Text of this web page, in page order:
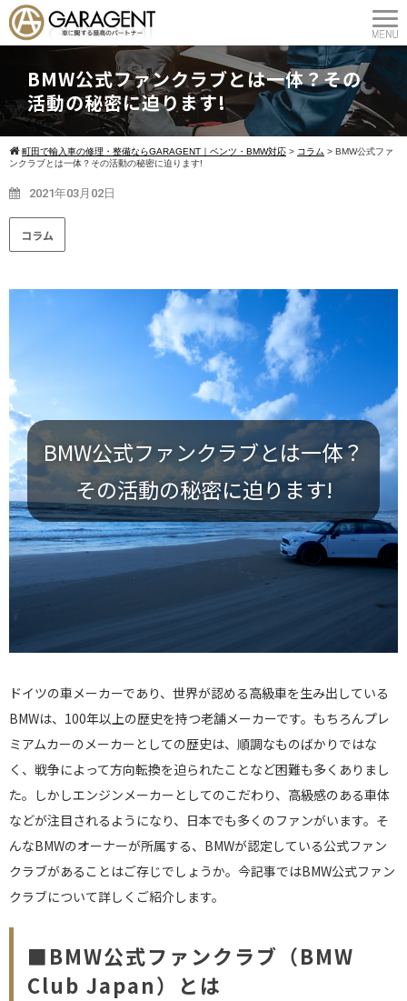
BMW公式ファンクラブとは一体？その
活動の秘密に迫ります!
町田で輸入車の修理・整備ならGARAGENT｜ベンツ・BMW対応 > コラム > BMW公式ファ
ンクラブとは一体？その活動の秘密に迫ります!
2021年03月02日
コラム
BMW公式ファンクラブとは一体？
その活動の秘密に迫ります!
ドイツの車メーカーであり、世界が認める高級車を生み出している
BMWは、100年以上の歴史を持つ老舗メーカーです。もちろんプレ
ミアムカーのメーカーとしての歴史は、順調なものばかりではな
く、戦争によって方向転換を迫られたことなど困難も多くありまし
た。しかしエンジンメーカーとしてのこだわり、高級感のある車体
などが注目されるようになり、日本でも多くのファンがいます。そ
んなBMWのオーナーが所属する、BMWが認定している公式ファン
クラブがあることはご存じでしょうか。今記事ではBMW公式ファン
クラブについて詳しくご紹介します。
■BMW公式ファンクラブ（BMW
Club Japan）とは